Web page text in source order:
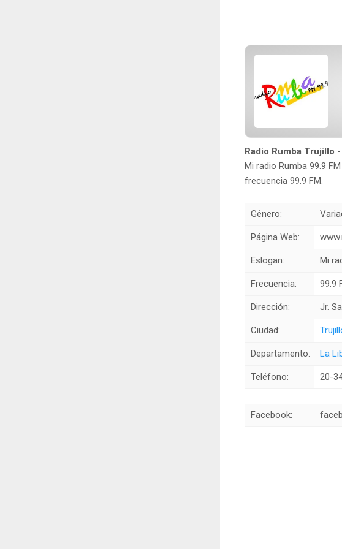
Radio Rumba Trujillo
Mi radio Rumba 99.9
frecuencia 99.9 FM.
Género:
Página Web:
Eslogan: Mi
Frecuencia: 99.9
Dirección: Jr.
Ciudad:
Departamento: La
Teléfono: 20-
Facebook: